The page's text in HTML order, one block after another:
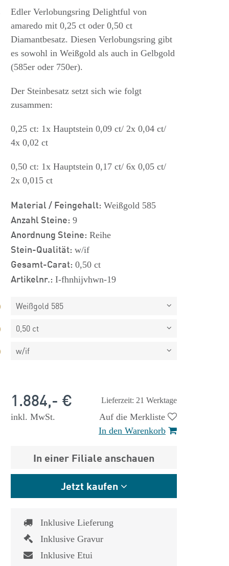
Edler Verlobungsring Delightful von
amaredo mit 0,25 ct oder 0,50 ct
Diamantbesatz. Diesen Verlobungsring gibt
es sowohl in Weißgold als auch in Gelbgold
(585er oder 750er).
Der Steinbesatz setzt sich wie folgt
zusammen:
0,25 ct: 1x Hauptstein 0,09 ct/ 2x 0,04 ct/
4x 0,02 ct
0,50 ct: 1x Hauptstein 0,17 ct/ 6x 0,05 ct/
2x 0,015 ct
Material / Feingehalt: Weißgold 585
Anzahl Steine: 9
Anordnung Steine: Reihe
Stein-Qualität: w/if
Gesamt-Carat: 0,50 ct
Artikelnr.: I-fhnhijvhwn-19
Weißgold 585
0,50 ct
w/if
Lieferzeit: 21 Werktage
1.884,- €
inkl. MwSt.
Auf die Merkliste
In den Warenkorb
In einer Filiale anschauen
Jetzt kaufen
Inklusive Lieferung
Inklusive Gravur
Inklusive Etui